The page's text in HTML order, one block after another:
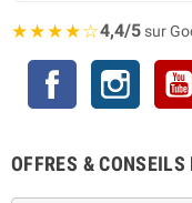
★★★★☆4,4/5sur
Facebook
OFFRES & CONSEILS